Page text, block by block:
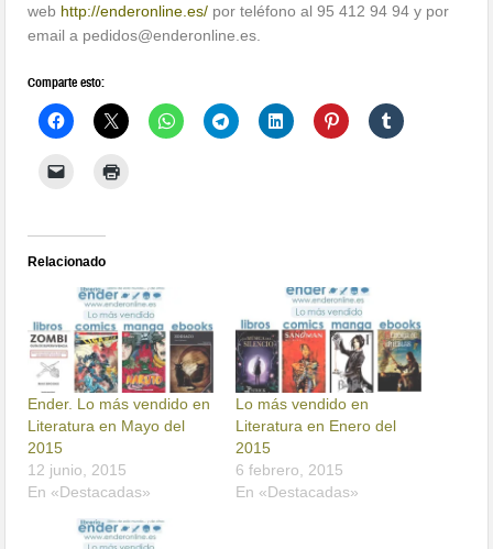
web http://enderonline.es/ por teléfono al 95 412 94 94 y por
email a pedidos@enderonline.es.
Comparte esto:
Relacionado
Ender. Lo más vendido en
Literatura en Mayo del
2015
12 junio, 2015
En «Destacadas»
Lo más vendido en
Literatura en Enero del
2015
6 febrero, 2015
En «Destacadas»